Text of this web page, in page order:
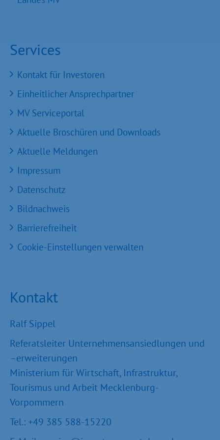
Services
Kontakt für Investoren
Einheitlicher Ansprechpartner
MV Serviceportal
Aktuelle Broschüren und Downloads
Aktuelle Meldungen
Impressum
Datenschutz
Bildnachweis
Barrierefreiheit
Cookie-Einstellungen verwalten
Kontakt
Ralf Sippel
Referatsleiter Unternehmensansiedlungen und
–erweiterungen
Ministerium für Wirtschaft, Infrastruktur,
Tourismus und Arbeit Mecklenburg-
Vorpommern
Tel.: +49 385 588-15220